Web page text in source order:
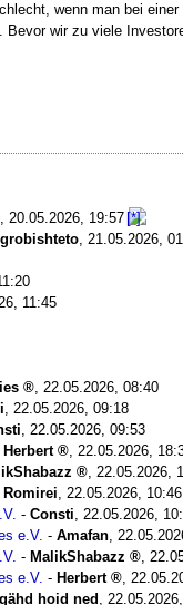
wenn man bei
wir zu viele
20.05.2026, 19:57
21.05.2026,
11:45
22.05.2026, 08:40
22.05.2026, 09:18
22.05.2026, 09:53
Herbert
22.05.2026,
22.05.2026,
Romirei
22.05.2026, 10:46
- Consti
22.05.2026,
e.V. - Amafan
- MalikShabazz
e.V. - Herbert
hoid ned